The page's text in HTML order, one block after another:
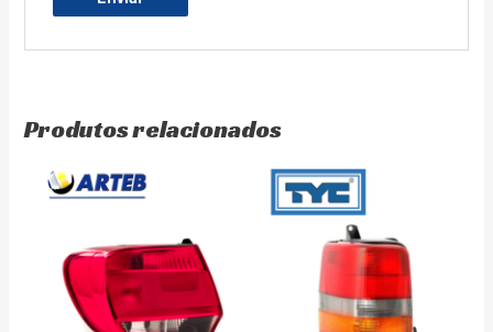
Produtos relacionados